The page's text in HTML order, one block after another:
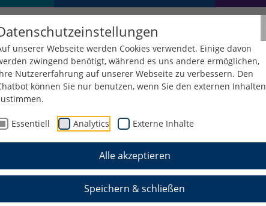
unserer Webseite werden Cookies verwendet. Einige davon
zwingend benötigt, während es uns andere ermöglichen,
Nutzererfahrung auf unserer Webseite zu verbessern. Den
können Sie nur benutzen, wenn Sie den externen Inhalten
Essentiell Analytics Externe Inhalte
Alle akzeptieren
Speichern & schließen